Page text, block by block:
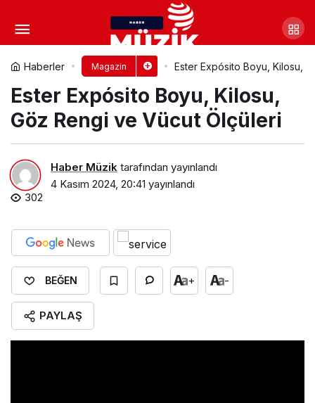
Haberler Magazin Ester Expósito Boyu, Kilosu,
Ester Expósito Boyu, Kilosu,
Göz Rengi ve Vücut Ölçüleri
Haber Müzik tarafından yayınlandı
4 Kasım 2024, 20:41 yayınlandı
302
BEĞEN + -
PAYLAŞ
Blac Chyna Kimdir? Blac
Chyna Gençliği
Yorum Yap